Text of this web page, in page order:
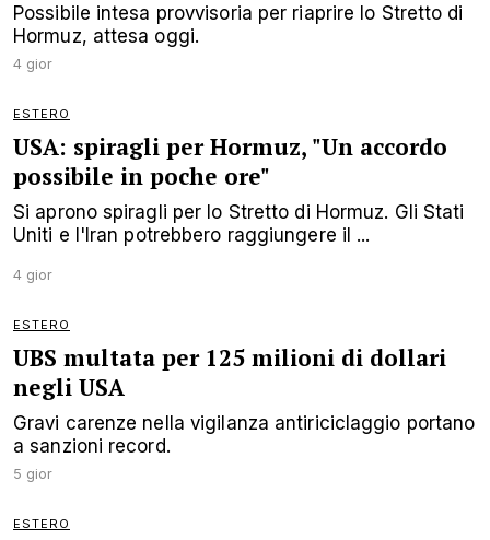
Possibile intesa provvisoria per riaprire lo Stretto di
Hormuz, attesa oggi.
4 gior
ESTERO
USA: spiragli per Hormuz, "Un accordo
possibile in poche ore"
Si aprono spiragli per lo Stretto di Hormuz. Gli Stati
Uniti e l'Iran potrebbero raggiungere il ...
4 gior
ESTERO
UBS multata per 125 milioni di dollari
negli USA
Gravi carenze nella vigilanza antiriciclaggio portano
a sanzioni record.
5 gior
ESTERO